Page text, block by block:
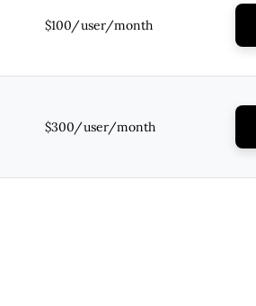
$100/user/month
$300/user/month